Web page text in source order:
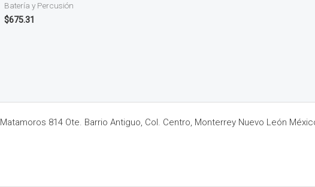
Batería y Percusión
$675.31
Matamoros 814 Ote. Barrio Antiguo, Col. Centro, Monterrey Nuevo León